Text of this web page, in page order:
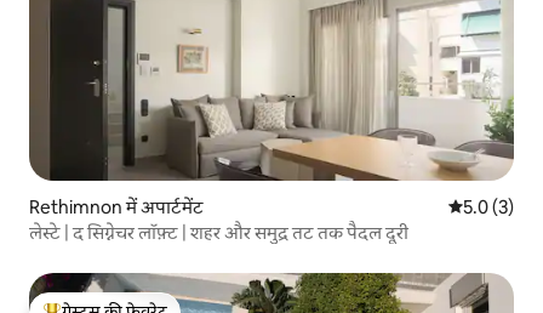
Rethimnon में अपार्टमेंट औसत रेटिंग 5
5.0 (3)
लेस्टे | द सिग्नेचर लॉफ़्ट | शहर और समुद्र तट तक पैदल दूरी